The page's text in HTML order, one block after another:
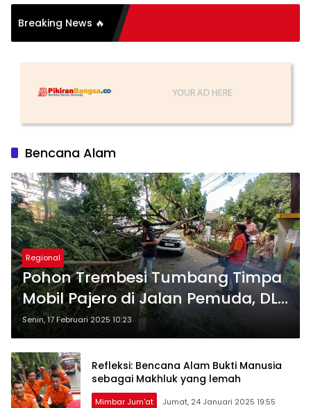
Breaking News 🔥
Organisasi: Antara
Substansi
Bencana Alam
Regional
Pohon Trembesi Tumbang Timpa
Mobil Pajero di Jalan Pemuda, DLH
Jelaskan Penyebabnya
Senin, 17 Februari 2025 10:23
Refleksi: Bencana Alam Bukti Manusia
sebagai Makhluk yang lemah
Mimbar Jum'at Jumat, 24 Januari 2025 19:55